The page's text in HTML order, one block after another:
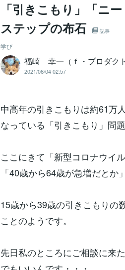
「引きこもり」「ニ
ステップの布石
記事
学び
福崎 幸一（ｆ・プロダクト
2021/06/04 02:57
中高年の引きこもりは約61万
なっている「引きこもり」問題
ここにきて「新型コロナウイ
「40歳から64歳が急増だとか」
15歳から39歳の引きこもりの
ことのようです。
先日私のところにご相談に来